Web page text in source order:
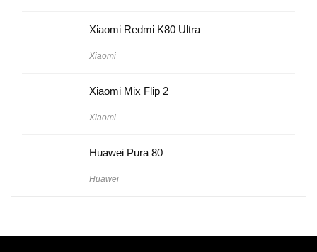
Xiaomi Redmi K80 Ultra
Xiaomi
Xiaomi Mix Flip 2
Xiaomi
Huawei Pura 80
Huawei